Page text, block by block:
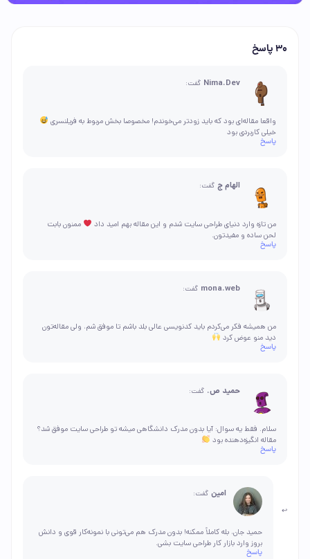
30 پاسخ
Nima.Dev گفت:
واقعا مقاله‌ای بود که باید زودتر می‌خوندم! مخصوصا بخش مربوط به فریلنسری
خیلی کاربردی بود
پاسخ
الهام ج گفت:
من تازه وارد دنیای طراحی سایت شدم و این مقاله بهم امید داد
ممنون بابت
لحن ساده و مفیدتون.
پاسخ
mona.web گفت:
من همیشه فکر می‌کردم باید کدنویسی عالی بلد باشم تا موفق شم، ولی مقاله‌تون
دید منو عوض کرد
پاسخ
حمید ص. گفت:
سلام. فقط یه سوال: آیا بدون مدرک دانشگاهی میشه تو طراحی سایت موفق شد؟
مقاله انگیزه‌دهنده بود
پاسخ
امین گفت:
حمید جان، بله کاملاً ممکنه! بدون مدرک هم می‌تونی با نمونه‌کار قوی و دانش
بروز وارد بازار کار طراحی سایت بشی.
پاسخ